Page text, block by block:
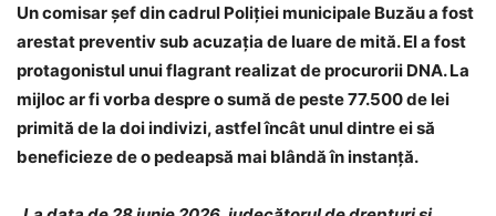
Un comisar șef din cadrul Poliției municipale Buzău a fost
arestat preventiv sub acuzația de luare de mită. El a fost
protagonistul unui flagrant realizat de procurorii DNA. La
mijloc ar fi vorba despre o sumă de peste 77.500 de lei
primită de la doi indivizi, astfel încât unul dintre ei să
beneficieze de o pedeapsă mai blândă în instanță.